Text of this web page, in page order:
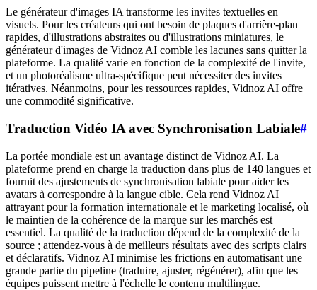
Le générateur d'images IA transforme les invites textuelles en
visuels. Pour les créateurs qui ont besoin de plaques d'arrière-plan
rapides, d'illustrations abstraites ou d'illustrations miniatures, le
générateur d'images de Vidnoz AI comble les lacunes sans quitter la
plateforme. La qualité varie en fonction de la complexité de l'invite,
et un photoréalisme ultra-spécifique peut nécessiter des invites
itératives. Néanmoins, pour les ressources rapides, Vidnoz AI offre
une commodité significative.
Traduction Vidéo IA avec Synchronisation Labiale#
La portée mondiale est un avantage distinct de Vidnoz AI. La
plateforme prend en charge la traduction dans plus de 140 langues et
fournit des ajustements de synchronisation labiale pour aider les
avatars à correspondre à la langue cible. Cela rend Vidnoz AI
attrayant pour la formation internationale et le marketing localisé, où
le maintien de la cohérence de la marque sur les marchés est
essentiel. La qualité de la traduction dépend de la complexité de la
source ; attendez-vous à de meilleurs résultats avec des scripts clairs
et déclaratifs. Vidnoz AI minimise les frictions en automatisant une
grande partie du pipeline (traduire, ajuster, régénérer), afin que les
équipes puissent mettre à l'échelle le contenu multilingue.